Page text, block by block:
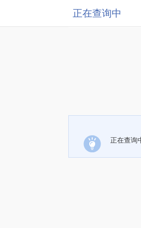
正在查询中
正在查询